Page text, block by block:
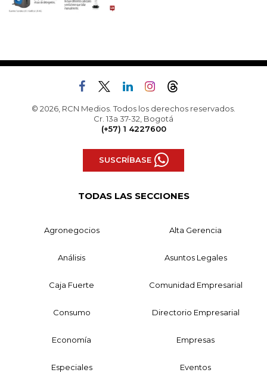
© 2026, RCN Medios. Todos los derechos reservados.
Cr. 13a 37-32, Bogotá
(+57) 1 4227600
SUSCRÍBASE
TODAS LAS SECCIONES
Agronegocios Alta Gerencia
Análisis Asuntos Legales
Caja Fuerte Comunidad Empresarial
Consumo Directorio Empresarial
Economía Empresas
Especiales Eventos